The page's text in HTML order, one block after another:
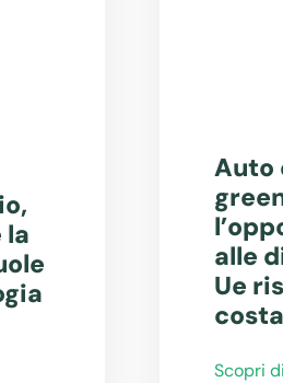
la
Auto
alle
Ue
Scopri